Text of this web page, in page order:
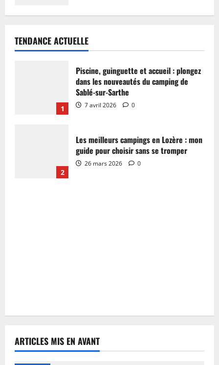
TENDANCE ACTUELLE
1
Piscine, guinguette et accueil : plongez
dans les nouveautés du camping de
Sablé-sur-Sarthe
7 avril 2026 0
2
Les meilleurs campings en Lozère : mon
guide pour choisir sans se tromper
26 mars 2026 0
ARTICLES MIS EN AVANT